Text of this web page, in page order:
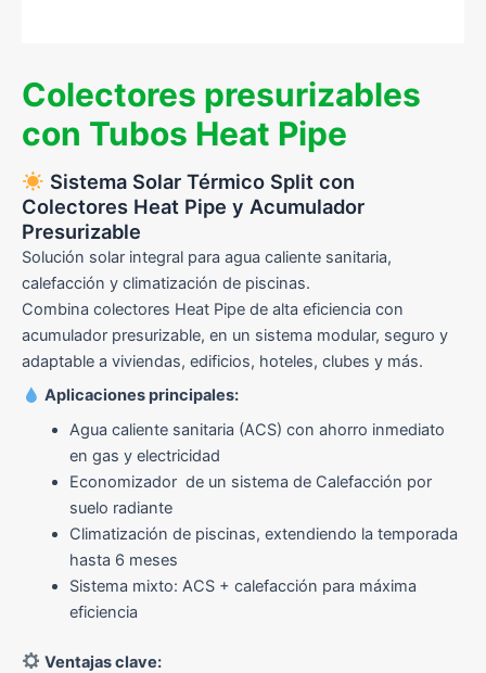
Colectores presurizables
con Tubos Heat Pipe
Sistema Solar Térmico Split con
Colectores Heat Pipe y Acumulador
Presurizable
Solución solar integral para agua caliente sanitaria,
calefacción y climatización de piscinas.
Combina colectores Heat Pipe de alta eficiencia con
acumulador presurizable, en un sistema modular, seguro y
adaptable a viviendas, edificios, hoteles, clubes y más.
Aplicaciones principales:
Agua caliente sanitaria (ACS) con ahorro inmediato
en gas y electricidad
Economizador de un sistema de Calefacción por
suelo radiante
Climatización de piscinas, extendiendo la temporada
hasta 6 meses
Sistema mixto: ACS + calefacción para máxima
eficiencia
Ventajas clave: